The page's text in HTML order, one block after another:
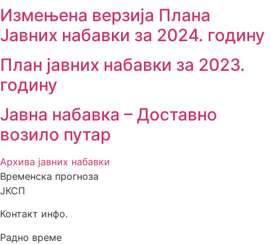
Измењенa верзијa Плана
Јавних набавки за 2024. годину
План јавних набавки за 2023.
годину
Јавна набавка – Доставно
возило путар
Архива јавних набавки
Временска прогноза
ЈКСП
Контакт инфо.
Радно време